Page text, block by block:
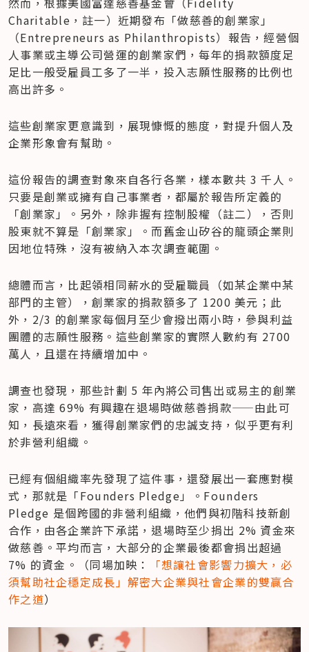
Charitable，註一）近期發布「做慈善的創業家」
（Entrepreneurs as Philanthropists）報告，經營個
人事業或主導公司營運的創業家們，每年的捐款額度足
足比一般受雇員工多了一半，投入志願性服務的比例也
高出許多。
這些創業家更意識到，展現慷慨的態度，對提升個人及
企業形象會有幫助。
這份報告的調查對象來自各行各業，樣本數共 3 千人。
只要是創業或擁有自己事業者，都屬於報告所定義的
「創業家」。另外，除非握有控制股權（註二），否則
股東就不算是「創業家」。而舊金山矽谷的龍頭企業則
因地位特殊，沒有被納入本次調查範圍。
總體而言，比起領相同薪水的受雇職員（如某企業中某
部門的主管），創業家的捐款額多了 1200 美元；此
外，2/3 的創業家每個月至少會撥出兩小時，參與利益
團體的志願性服務。這些創業家的實際人數約有 2700
萬人，且還在持續增加中。
調查也發現，那些計劃 5 年內將公司售出或易主的創業
家，高達 69% 有興趣在退場時做慈善捐款——由此可
知，長遠來看，獲得創業家們的忠誠支持，似乎更有利
於非營利組織。
已經有個組織率先發現了這件事，還發展出一套應對模
式，那就是「Founders Pledge」。Founders
Pledge 是個跨國的非營利組織，他們與初階科技新創
合作，由各企業許下承諾，退場時至少捐出 2% 資金來
做慈善。平均而言，大部分的企業最後都會捐出超過
7% 的資金。（同場加映：
「想讓社會影響力擴大，必
須幫助社企穩定成長」解密大企業與社會企業的雙贏合
作之道）